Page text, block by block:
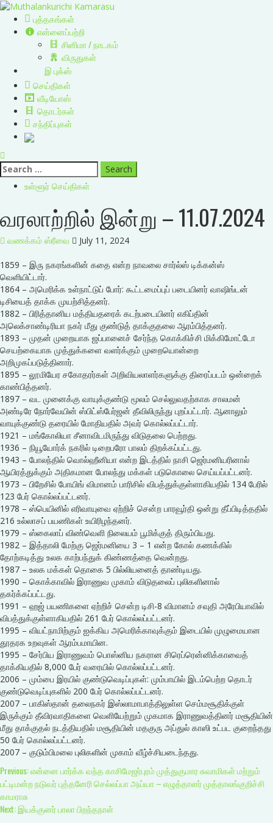
Skip
content
Primary
Menu
புத்தகங்கள்
என்னைப்பற்றி
சினிமா / நாடகம்
விருதுகள்
இ புக்ஸ்
செய்திகள்
வீடியோஸ்
தொடர்கள்
சந்திப்புகள்
Search
for:
உள்ளூர் செய்திகள்
வரலாற்றில் இன்று – 11.07.2024
வணக்கம் ஸ்ரீவை July 11, 2024
1859 – இரு நகரங்களின் கதை என்ற நாவலை சார்ல்ஸ் டிக்கன்ஸ்
வெளியிட்டார்.
1864 – அமெரிக்க உள்நாட்டுப் போர்: கூட்டமைப்புப் படையினர் வாஷிங்டன்
டிசியைத் தாக்க முயற்சித்தனர்.
1882 – பிரித்தானிய மத்தியதரைக் கடற்படையினர் எகிப்தின்
அலெக்சாண்டிரியா நகர் மீது குண்டுத் தாக்குதலை ஆரம்பித்தனர்.
1893 – முதன் முறையாக ஜப்பானைச் சேர்ந்த கொக்கிச்சி மிக்கிமோட்டோ
செயற்கையாக முத்துக்களை வளர்க்கும் முறையொன்றை
அறிமுகப்படுத்தினார்.
1895 – லூமியேர சகோதரர்கள் அறிவியலாளர்களுக்கு திரைப்படம் ஒன்றைக்
காண்பித்தனர்.
1897 – வட முனைக்கு வாயுக்குண்டு மூலம் செல்லுவதற்காக சாலமன்
அண்டிரே நோர்வேயின் ஸ்பிட்ஸ்பேர்ஜன் தீவிலிருந்து புறப்பட்டார். ஆனாலும்
வாயுக்குண்டு தரையில் மோதியதில் அவர் கொல்லப்பட்டார்.
1921 – மங்கோலியா சீனாவிடமிருந்து விடுதலை பெற்றது.
1936 – நியூயோர்க் நகரில் டிறைபரோ பாலம் திறக்கப்பட்டது.
1943 – போலந்தில் வொல்ஹீனியா என்ற இடத்தில் நாசி ஜெர்மனியரினால்
ஆயிரத்துக்கும் அதிகமான போலந்து மக்கள் படுகொலை செய்யப்பட்டனர்.
1973 – பிறேசில் போயிங் விமானம் பாரிசில் விபத்துக்குள்ளாகியதில் 134 பேரில்
123 பேர் கொல்லப்பட்டனர்.
1978 – ஸ்பெயினில் எரிவாயுவை ஏற்றிச் சென்ற பாரவூர்தி ஒன்று தீப்பிடித்ததில்
216 உல்லாசப் பயணிகள் உயிரிழந்தனர்.
1979 – ஸ்கைலாப் விண்வெளி நிலையம் பூமிக்குத் திரும்பியது.
1982 – இத்தாலி மேற்கு ஜெர்மனியை 3 – 1 என்ற கோல் கணக்கில்
தோற்கடித்து உலக காற்பந்துக் கிண்ணத்தை வென்றது.
1987 – உலக மக்கள் தொகை 5 பில்லியனைத் தாண்டியது.
1990 – கொக்காவில் இராணுவ முகாம் விடுதலைப் புலிகளினால்
தகர்க்கப்பட்டது.
1991 – ஹஜ் பயணிகளை ஏற்றிச் சென்ற டிசி-8 விமானம் சவுதி அரேபியாவில்
விபத்துக்குள்ளாகியதில் 261 பேர் கொல்லப்பட்டனர்.
1995 – வியட்நாமிற்கும் ஐக்கிய அமெரிக்காவுக்கும் இடையில் முழுமையான
தூதரக உறவுகள் ஆரம்பமாயின.
1995 – சேர்பிய இராணுவம் பொஸ்னிய நகரான சிரெப்ரென்னிக்காவைத்
தாக்கியதில் 8,000 பேர் வரையில் கொல்லப்பட்டனர்.
2006 – மும்பை இரயில் குண்டுவெடிப்புகள்: மும்பாயில் இடம்பெற்ற தொடர்
குண்டுவெடிப்புகளில் 200 பேர் கொல்லப்பட்டனர்.
2007 – பாகிஸ்தான் தலைநகர் இஸ்லாமாபாத்திலுள்ள செம்மசூதிக்குள்
இருக்கும் தீவிரவாதிகளை வெளியேற்றும் முகமாக இராணுவத்தினர் மசூதியின்
மீது தாக்குதல் நடத்தியதில் மசூதியின் மதகுரு அப்துல் காஸி உட்பட குறைந்தது
50 பேர் கொல்லப்பட்டனர்.
2007 – குடும்பிமலை புலிகளின் முகாம் வீழ்ச்சியடைந்தது.
Continue
Reading
Previous:என்னை பார்க்க வந்த காசிமேஜர்புரம் முத்துகுமார சுவாமிகள் மற்றும்
பட்டிமன்ற நடுவர் புத்தனேரி செல்லப்பா அய்யா – எழுத்தாளர் முத்தாலங்குறிச்சி
காமராசு
Next:இயக்குனர் பாலா பிறந்தநாள்